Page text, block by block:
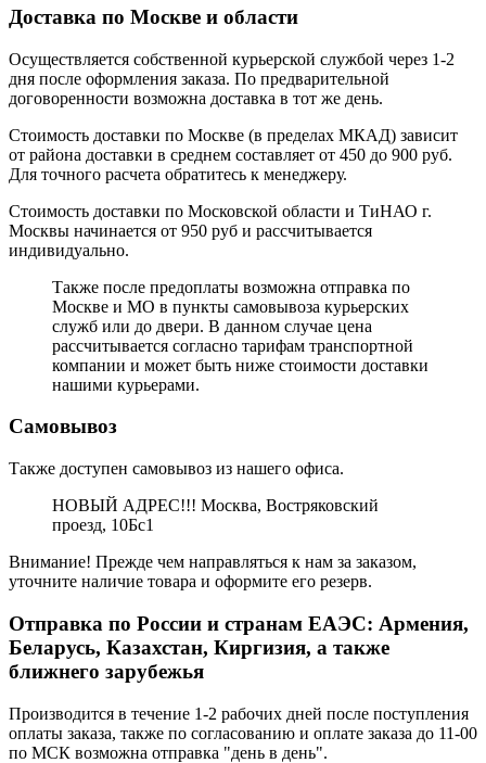
Доставка по Москве и области
Осуществляется собственной курьерской службой через 1-2
дня после оформления заказа. По предварительной
договоренности возможна доставка в тот же день.
Стоимость доставки по Москве (в пределах МКАД) зависит
от района доставки в среднем составляет от 450 до 900 руб.
Для точного расчета обратитесь к менеджеру.
Стоимость доставки по Московской области и ТиНАО г.
Москвы начинается от 950 руб и рассчитывается
индивидуально.
Также после предоплаты возможна отправка по
Москве и МО в пункты самовывоза курьерских
служб или до двери. В данном случае цена
рассчитывается согласно тарифам транспортной
компании и может быть ниже стоимости доставки
нашими курьерами.
Самовывоз
Также доступен самовывоз из нашего офиса.
НОВЫЙ АДРЕС!!! Москва, Востряковский
проезд, 10Бс1
Внимание! Прежде чем направляться к нам за заказом,
уточните наличие товара и оформите его резерв.
Отправка по России и странам ЕАЭС: Армения,
Беларусь, Казахстан, Киргизия, а также
ближнего зарубежья
Производится в течение 1-2 рабочих дней после поступления
оплаты заказа, также по согласованию и оплате заказа до 11-00
по МСК возможна отправка "день в день".